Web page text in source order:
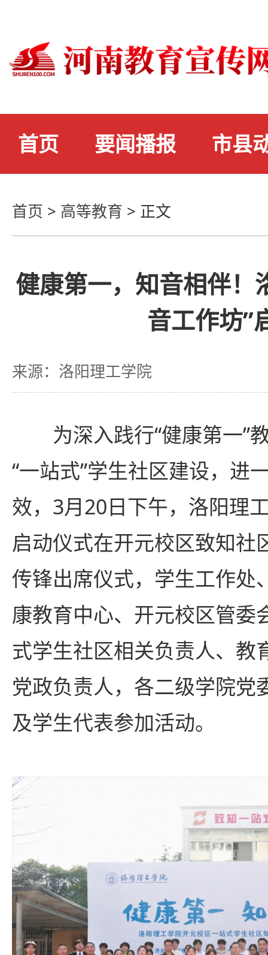
首页 要闻播报 市县
首页 > 高等教育 > 正文
健康第一，知音相伴！
音工作坊”
来源：洛阳理工学院
为深入践行“健康第一”
“一站式”学生社区建设，进
效，3月20日下午，洛阳理
启动仪式在开元校区致知社
传锋出席仪式，学生工作处
康教育中心、开元校区管委
式学生社区相关负责人、教
党政负责人，各二级学院党
及学生代表参加活动。